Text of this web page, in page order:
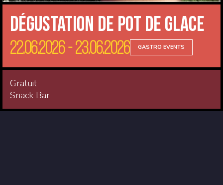
Dégustation de Pot de Glace
22.06.2026 - 23.06.2026 GASTRO EVENTS
Gratuit
Snack Bar